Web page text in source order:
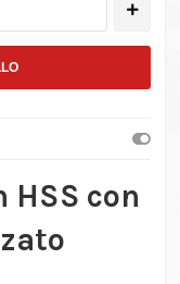
con